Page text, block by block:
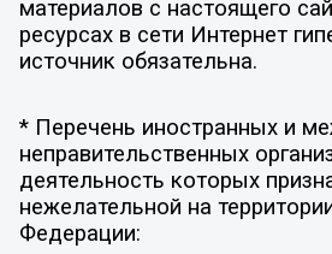
материалов с настоящего
ресурсах в сети Интернет
источник обязательна.
* Перечень иностранных и
неправительственных
деятельность которых
нежелательной на
Федерации: